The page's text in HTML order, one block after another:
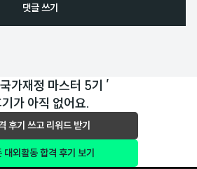
댓글 쓰기
가재정 마스터 5기 ’
가 아직 없어요.
후기 쓰고 리워드 받기
대외활동 합격 후기 보기